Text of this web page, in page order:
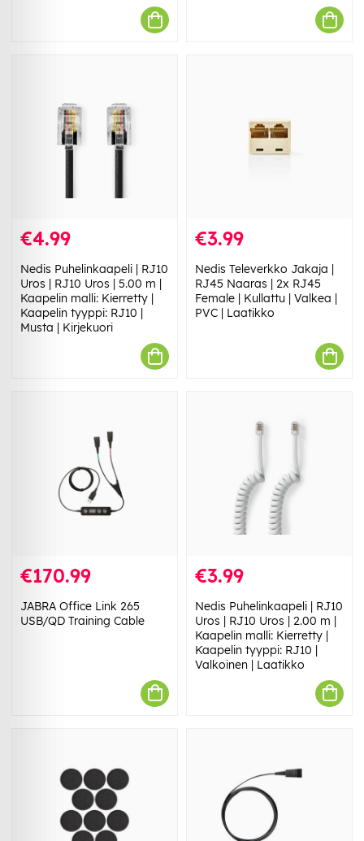
€4.99
Nedis Puhelinkaapeli | RJ10
Uros | RJ10 Uros | 5.00 m |
Kaapelin malli: Kierretty |
Kaapelin tyyppi: RJ10 |
Musta | Kirjekuori
€3.99
Nedis Televerkko Jakaja |
RJ45 Naaras | 2x RJ45
Female | Kullattu | Valkea |
PVC | Laatikko
€170.99
JABRA Office Link 265
USB/QD Training Cable
€3.99
Nedis Puhelinkaapeli | RJ10
Uros | RJ10 Uros | 2.00 m |
Kaapelin malli: Kierretty |
Kaapelin tyyppi: RJ10 |
Valkoinen | Laatikko